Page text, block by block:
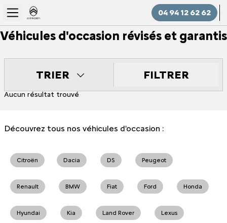
04 94 12 62 62
Véhicules d'occasion révisés et garantis
TRIER FILTRER
Aucun résultat trouvé
Découvrez tous nos véhicules d'occasion :
Citroën Dacia DS Peugeot
Renault BMW Fiat Ford Honda
Hyundai Kia Land Rover Lexus